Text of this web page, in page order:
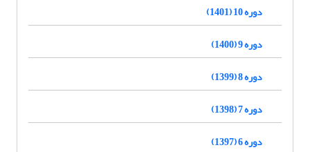
دوره 10 (1401)
دوره 9 (1400)
دوره 8 (1399)
دوره 7 (1398)
دوره 6 (1397)